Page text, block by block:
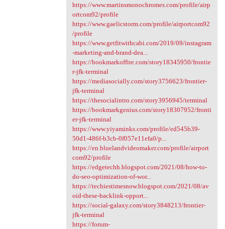
https://www.martinsmonochromes.com/profile/airp
ortcom92/profile
https://www.gaelicstorm.com/profile/airportcom92
/profile
https://www.getfitwithcabi.com/2019/09/instagram
-marketing-and-brand-dea...
https://bookmarkoffire.com/story18345950/frontie
r-jfk-terminal
https://mediasocially.com/story3756623/frontier-
jfk-terminal
https://thesocialintro.com/story3956945/terminal
https://bookmarkgenius.com/story18307952/fronti
er-jfk-terminal
https://www.yiyaminks.com/profile/ed545b39-
50d1-486f-b3cb-0f057e11efa0/p...
https://en.bluelandvideomaker.com/profile/airport
com92/profile
https://edgetechh.blogspot.com/2021/08/how-to-
do-seo-optimization-of-wor...
https://techiestimesnow.blogspot.com/2021/08/av
oid-these-backlink-opport...
https://social-galaxy.com/story3848213/frontier-
jfk-terminal
https://forum-